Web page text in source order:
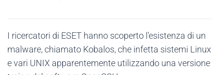
I ricercatori di ESET hanno scoperto l'esistenza di un
malware, chiamato Kobalos, che infetta sistemi Linux
e vari UNIX apparentemente utilizzando una versione